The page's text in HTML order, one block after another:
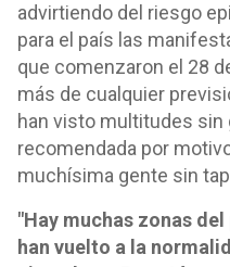
advirtiendo del riesgo
para el país las
que comenzaron el 28
más de cualquier
han visto multitudes sin
recomendada por
muchísima gente sin
"Hay muchas zonas
han vuelto a la